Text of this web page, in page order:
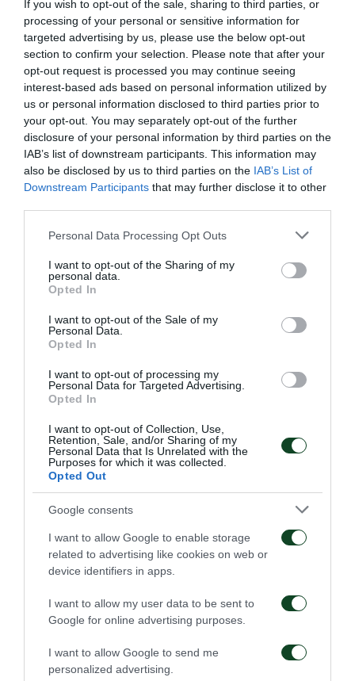
If you wish to opt-out of the sale, sharing to third parties, or
processing of your personal or sensitive information for
targeted advertising by us, please use the below opt-out
section to confirm your selection. Please note that after your
opt-out request is processed you may continue seeing
interest-based ads based on personal information utilized by
us or personal information disclosed to third parties prior to
your opt-out. You may separately opt-out of the further
disclosure of your personal information by third parties on the
IAB’s list of downstream participants. This information may
also be disclosed by us to third parties on the IAB’s List of
Downstream Participants that may further disclose it to other
Please note that this website/app uses one or more Google
not limited to your visit or usage behaviour. You may click to
grant or deny consent to Google and its third-party tags to
use your data for below specified purposes in below Google
consent section.
Personal Data Processing Opt Outs
I want to opt-out of the Sharing of my
personal data.
Opted In
I want to opt-out of the Sale of my
Personal Data.
Opted In
I want to opt-out of processing my
Personal Data for Targeted Advertising.
Opted In
I want to opt-out of Collection, Use,
Retention, Sale, and/or Sharing of my
Personal Data that Is Unrelated with the
Purposes for which it was collected.
Opted Out
Google consents
I want to allow Google to enable storage
related to advertising like cookies on web or
device identifiers in apps.
I want to allow my user data to be sent to
Google for online advertising purposes.
I want to allow Google to send me
personalized advertising.
οριστικοποιηθεί μετά την ολοκλήρωση των
υπόλοιπων αναμετρήσεων που είναι
προγραμματισμένες για την Κυριακή.
Παναθηναϊκός:Σπυρόπουλος, Ψαρρής (65΄
Σουχλάκης), Αλ Νασασίμπι, Μπινιάρης, Σέμος,
Παπακώστας (54΄ Νταμπίζας), Μπλάτσος,
Μανγκανιέλο (54΄ Τσιμερίκας), Κουρουνιώτης (65΄
Χατζηκωνσταντίνου) , Αργυρόπουλος (65΄
Πανσερραϊκός:
Μητρούσης, Μαύρος, Μόμτσιος,
Κερεμίτσης, Λουτζιανιώτης, Κωνσταντινίδης,
Σαββίδης